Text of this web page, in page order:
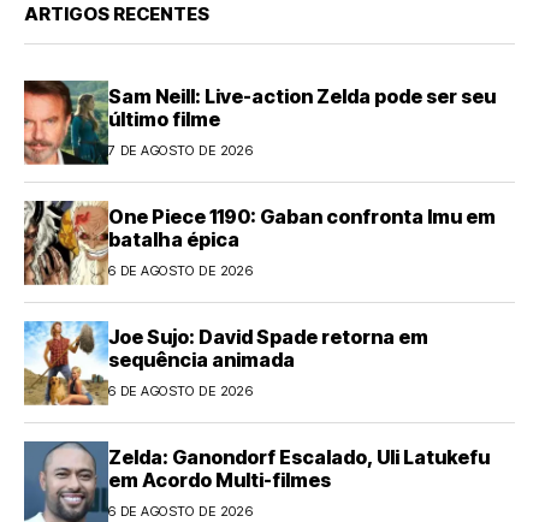
ARTIGOS RECENTES
Sam Neill: Live-action Zelda pode ser seu
último filme
7 DE AGOSTO DE 2026
One Piece 1190: Gaban confronta Imu em
batalha épica
6 DE AGOSTO DE 2026
Joe Sujo: David Spade retorna em
sequência animada
6 DE AGOSTO DE 2026
Zelda: Ganondorf Escalado, Uli Latukefu
em Acordo Multi-filmes
6 DE AGOSTO DE 2026